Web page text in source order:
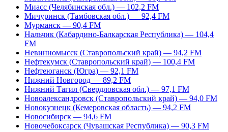
Миасс (Челябинская обл.) — 102,2 FM
Мичуринск (Тамбовская обл.) — 92,4 FM
Мурманск — 90,4 FM
Нальчик (Кабардино-Балкарская Республика) — 104,4
FM
Невинномысск (Ставропольский край) — 94,2 FM
Нефтекумск (Ставропольский край) — 100,4 FM
Нефтеюганск (Югра) — 92,1 FM
Нижний Новгород — 89,2 FM
Нижний Тагил (Свердловская обл.) — 97,1 FM
Новоалександровск (Ставропольский край) — 94,0 FM
Новокузнецк (Кемеровская область) — 94,2 FM
Новосибирск — 94,6 FM
Новочебоксарск (Чувашская Республика) — 90,3 FM